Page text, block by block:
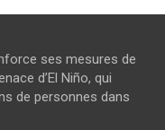
ses mesures de
d’El Niño, qui
de personnes dans